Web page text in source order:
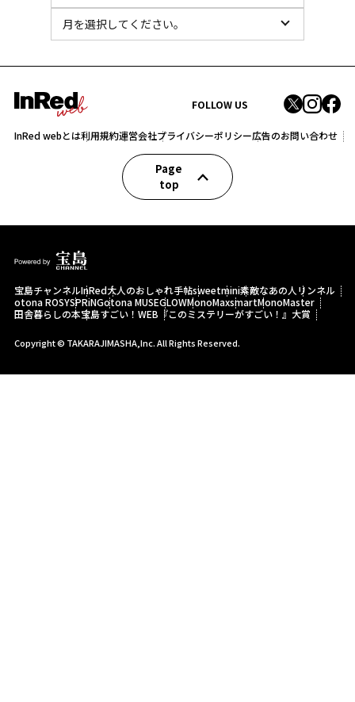
FOLLOW US
InRed webとは利用規約運営会社プライバシーポリシー広告のお問い合わせ
Page
top
宝島チャンネルInRed大人のおしゃれ手帖sweetmini素敵なあの人 リンネル
otona ROSYSPRiNGotona MUSEGLOWMonoMaxsmartMonoMaster
田舎暮らしの本宝島すごい！WEB 『このミステリーがすごい！』大賞
Copyright © TAKARAJIMASHA,Inc. All Rights Reserved.